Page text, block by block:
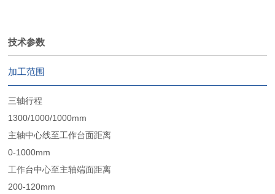
技术参数
加工范围
三轴行程
1300/1000/1000mm
主轴中心线至工作台面距离
0-1000mm
工作台中心至主轴端面距离
200-120mm